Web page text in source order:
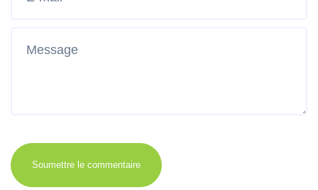
Soumettre le commentaire